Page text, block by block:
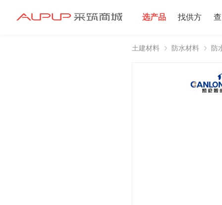
选产品 找供方
土建材料 防水材料 防